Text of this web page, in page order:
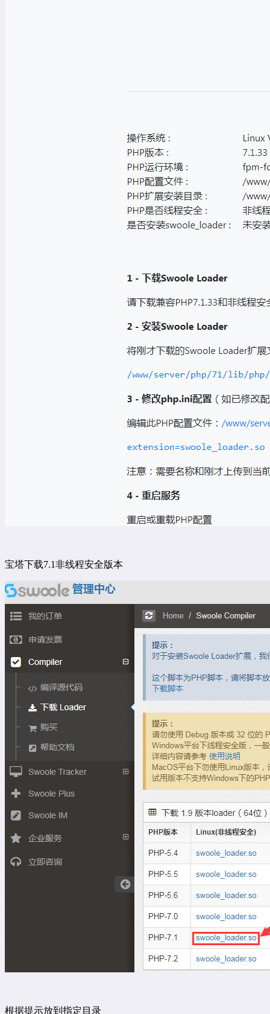
宝塔下载7.1非线程安全版本
根据提示放到指定目录